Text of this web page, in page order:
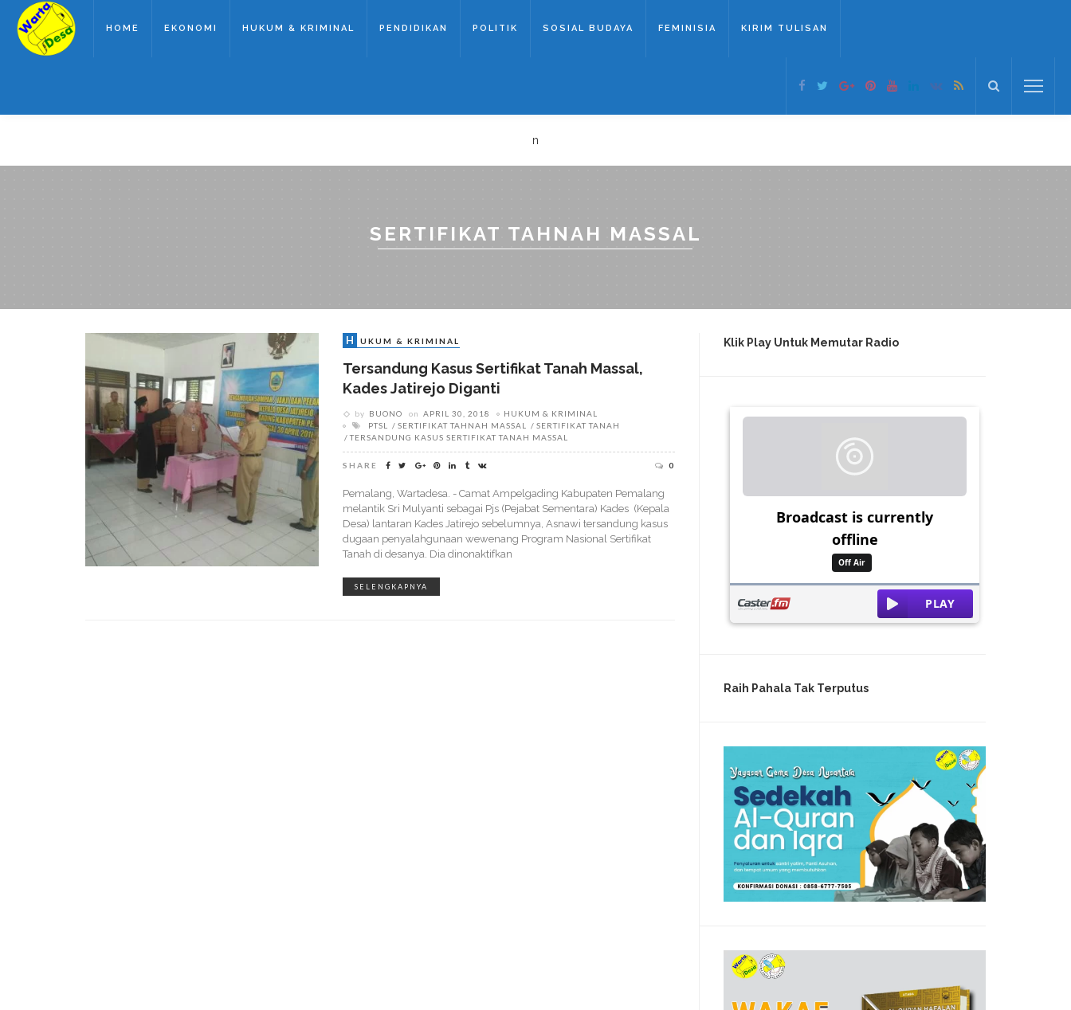
HOME EKONOMI HUKUM & KRIMINAL PENDIDIKAN POLITIK SOSIAL BUDAYA FEMINISIA KIRIM TULISAN
n
SERTIFIKAT TAHNAH MASSAL
H UKUM & KRIMINAL
Tersandung Kasus Sertifikat Tanah Massal,
Kades Jatirejo Diganti
by BUONO on APRIL 30, 2018
HUKUM & KRIMINAL
PTSL
SERTIFIKAT TAHNAH MASSAL
SERTIFIKAT TANAH
TERSANDUNG KASUS SERTIFIKAT TANAH MASSAL
SHARE 0
Pemalang, Wartadesa. - Camat Ampelgading Kabupaten Pemalang
melantik Sri Mulyanti sebagai Pjs (Pejabat Sementara) Kades (Kepala
Desa) lantaran Kades Jatirejo sebelumnya, Asnawi tersandung kasus
dugaan penyalahgunaan wewenang Program Nasional Sertifikat
Tanah di desanya. Dia dinonaktifkan
SELENGKAPNYA
Klik Play Untuk Memutar Radio
Raih Pahala Tak Terputus